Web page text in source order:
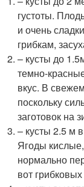
густоты.
и очень
грибкам,
– кусты до
темно-
вкус. В
поскольку
заготовок на
– кусты 2.5 м
Ягоды
нормально
вот